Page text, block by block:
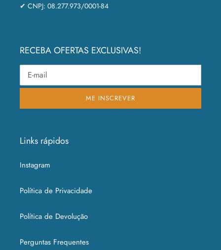
✔ CNPJ: 08.277.973/0001-84
RECEBA OFERTAS EXCLUSIVAS!
ME INSCREVER
Links rápidos
Instagram
Política de Privacidade
Política de Devolução
Perguntas Frequentes